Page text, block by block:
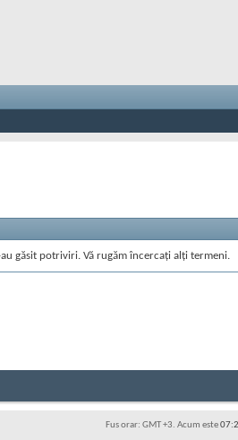
găsit potriviri. Vă rugăm încercați alți termeni.
Fus orar: GMT +3. Acum este